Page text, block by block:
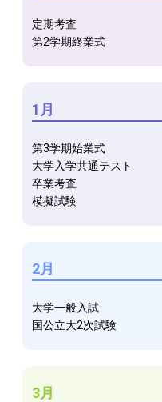
定期考査
第2学期終業式
1月
第3学期始業式
大学入学共通テスト
卒業考査
模擬試験
2月
大学一般入試
国公立大2次試験
3月